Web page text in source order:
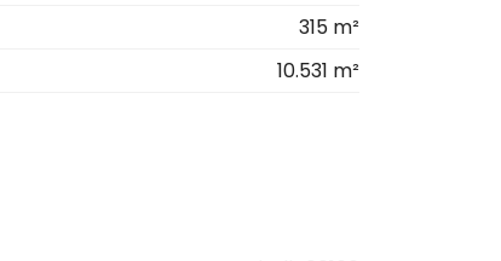
315 m²
10.531 m²